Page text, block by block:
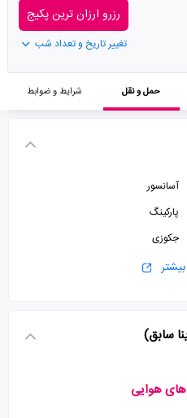
رزرو ارزان ترین پکیج
تغییر تاریخ و تعداد شب
حمل و نقل شرایط و ضوابط
آسانسور
پارکینگ
جکوزی
سابق)
هوایی